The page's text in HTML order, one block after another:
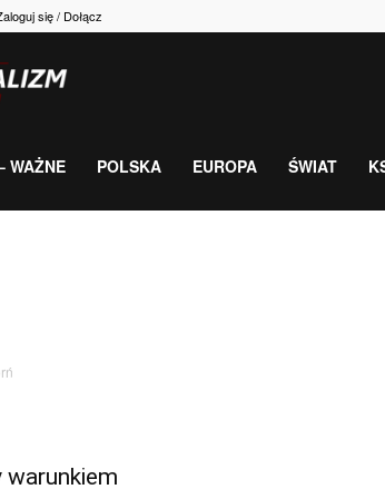
się / Dołącz
gospodarka,
WAŻNE POLSKA EUROPA ŚWIAT
warunkiem